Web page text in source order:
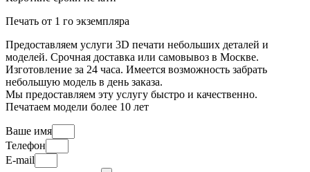
Печать от 1 го экземпляра
Предоставляем услуги 3D печати небольших деталей и
моделей. Срочная доставка или самовывоз в Москве.
Изготовление за 24 часа. Имеется возможность забрать
небольшую модель в день заказа.
Мы предоставляем эту услугу быстро и качественно.
Печатаем модели более 10 лет
Ваше имя
Телефон
E-mail